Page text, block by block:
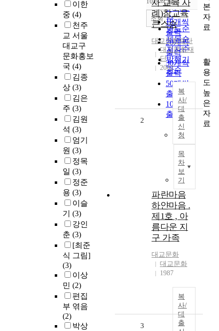
이한
중 (4)
천주
교 서울
대교구
문화홍보
국 (4)
김종
상 (3)
김은
주 (3)
김원
석 (3)
엄기
원 (3)
정목
일 (3)
정준
용 (3)
이슬
기 (3)
강인
춘 (3)
[최준
식 그림]
(3)
이상
민 (2)
편집
부 엮음
(2)
박상
인기도
순
연도순
제목순
저자순
발행기
관순
내림차순
10개씩
출력
20개씩
출력
30개씩
출력
50개씩
출력
100개씩
출력
조회
사 교육 사
례)참교육
큰스승
대교문화재단
대교문화재
단
2002
복
사/
대
출
신
청
목
차
보
기
2
파란마음
하얀마음 .
제1호 , 아
름다운 지
구 가족
대교문화
대교문화
1987
복
사/
대
출
3
본
자
료
활
용
도
높
은
자
료